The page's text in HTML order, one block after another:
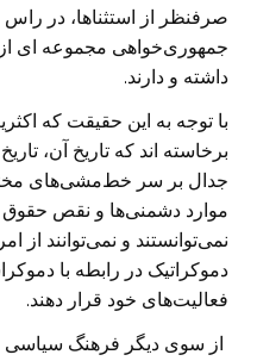
صرفنظر از استثناها، در
جمهوری‌خواهی مجموعه ای
داشته و دارند.
با توجه به این حقیقت که
برخاسته‌ اند که تاریخ آن،
جدال بر سر خط‌مشی‌های
موارد دشمنی‌ها و نقص حقوق
نمی‌توانستند و نمی‌توانند از
دموکراتیک در رابطه با
فعالیت‌های خود قرار دهند.
از سوی دیگر فرهنگ